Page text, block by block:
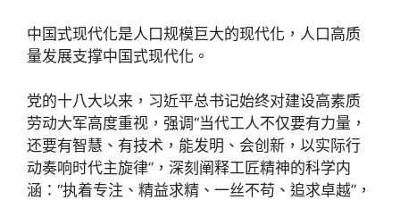
中国式现代化是人口规模巨大的现代化，人口高质
量发展支撑中国式现代化。
党的十八大以来，习近平总书记始终对建设高素质
劳动大军高度重视，强调“当代工人不仅要有力量，
还要有智慧、有技术，能发明、会创新，以实际行
动奏响时代主旋律”，深刻阐释工匠精神的科学内
涵：“执着专注、精益求精、一丝不苟、追求卓越”，